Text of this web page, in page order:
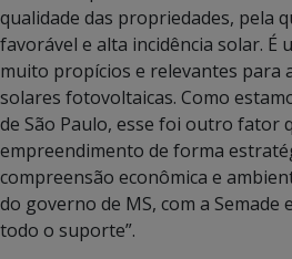
qualidade das propriedades, pela
favorável e alta incidência solar. É
muito propícios e relevantes para
solares fotovoltaicas. Como
de São Paulo, esse foi outro fator
empreendimento de forma
compreensão econômica e
do governo de MS, com a Semade
todo o suporte”.